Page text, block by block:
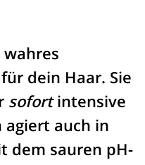
dein Haar. Sie
sofortintensive
agiert auch in
dem sauren pH-